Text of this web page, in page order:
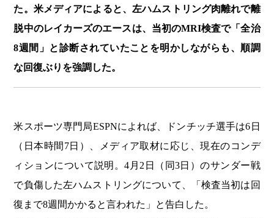
た。米メディアによると、左ハムストリング肉離れで離
脱中のレイカーズのエースは、当初のMRI検査で「全治
8週間」と診断されていたことを明かしながらも、順調
な回復ぶりを強調した。
米スポーツ専門局ESPNによれば、ドンチッチ選手は6日
（日本時間7日）、メディア取材に応じ、現在のコンデ
ィションについて説明。4月2日（同3日）のサンダー戦
で負傷した左ハムストリングについて、「検査当初は回
復まで8週間かかると言われた」と告白した。